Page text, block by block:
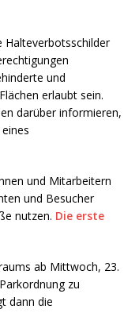
Halteverbotsschilder
und
erlaubt sein.
darüber informieren,
und Mitarbeitern
und Besucher
nutzen. Die erste
ab Mittwoch, 23.
zu
dann die